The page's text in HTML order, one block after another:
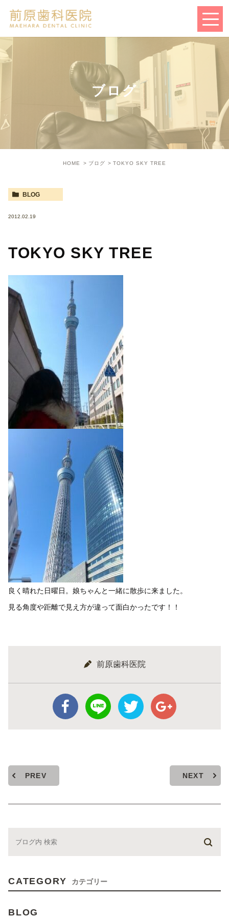
ブログ
HOME ブログ TOKYO SKY TREE
BLOG
2012.02.19
TOKYO SKY TREE
良く晴れた日曜日。娘ちゃんと一緒に散歩に来ました。
見る角度や距離で見え方が違って面白かったです！！
前原歯科医院
PREV NEXT
CATEGORY カテゴリー
BLOG